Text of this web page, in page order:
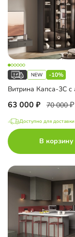
-10%
63 000 70 000
Доступно для доставки
В корзину